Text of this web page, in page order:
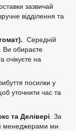
зазвичай
відділення та
Середній
Ви обираєте
очікуєте на
посилки у
уточнити час та
та Делівері . За
менеджерами ми